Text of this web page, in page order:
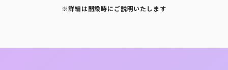
※詳細は開設時にご説明いたします